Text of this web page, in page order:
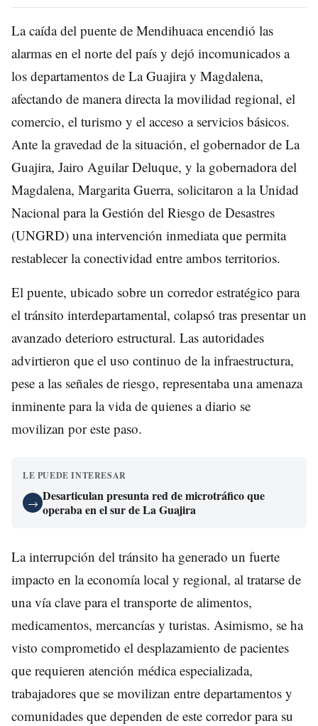
La caída del puente de Mendihuaca encendió las
alarmas en el norte del país y dejó incomunicados a
los departamentos de La Guajira y Magdalena,
afectando de manera directa la movilidad regional, el
comercio, el turismo y el acceso a servicios básicos.
Ante la gravedad de la situación, el gobernador de La
Guajira, Jairo Aguilar Deluque, y la gobernadora del
Magdalena, Margarita Guerra, solicitaron a la Unidad
Nacional para la Gestión del Riesgo de Desastres
(UNGRD) una intervención inmediata que permita
restablecer la conectividad entre ambos territorios.
El puente, ubicado sobre un corredor estratégico para
el tránsito interdepartamental, colapsó tras presentar un
avanzado deterioro estructural. Las autoridades
advirtieron que el uso continuo de la infraestructura,
pese a las señales de riesgo, representaba una amenaza
inminente para la vida de quienes a diario se
movilizan por este paso.
LE PUEDE INTERESAR
→ Desarticulan presunta red de microtráfico que
operaba en el sur de La Guajira
La interrupción del tránsito ha generado un fuerte
impacto en la economía local y regional, al tratarse de
una vía clave para el transporte de alimentos,
medicamentos, mercancías y turistas. Asimismo, se ha
visto comprometido el desplazamiento de pacientes
que requieren atención médica especializada,
trabajadores que se movilizan entre departamentos y
comunidades que dependen de este corredor para su